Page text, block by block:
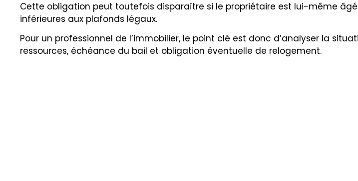
Cette obligation peut toutefois disparaître si le propriétaire est lui-même
inférieures aux plafonds légaux.
Pour un professionnel de l’immobilier, le point clé est donc d’analyser la
ressources, échéance du bail et obligation éventuelle de relogement.